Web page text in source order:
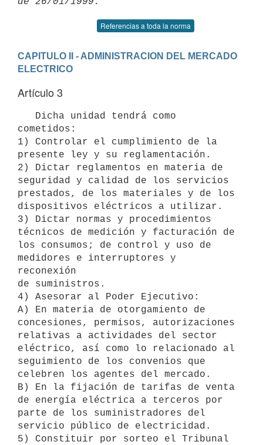
Referencias a toda la norma
CAPITULO II - ADMINISTRACION DEL MERCADO
ELECTRICO
Artículo 3
cometidos:
1) Controlar el cumplimiento de la
presente ley y su reglamentación.
2) Dictar reglamentos en materia de
seguridad y calidad de los servicios
prestados, de los materiales y de los
dispositivos eléctricos a utilizar.
3) Dictar normas y procedimientos
técnicos de medición y facturación de
los consumos; de control y uso de
medidores e interruptores y
reconexión
de suministros.
4) Asesorar al Poder Ejecutivo:
A) En materia de otorgamiento de
concesiones, permisos, autorizaciones
relativas a actividades del sector
eléctrico, así como lo relacionado al
seguimiento de los convenios que
celebren los agentes del mercado.
B) En la fijación de tarifas de venta
de energía eléctrica a terceros por
parte de los suministradores del
servicio público de electricidad.
5) Constituir por sorteo el Tribunal